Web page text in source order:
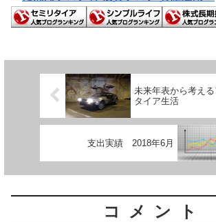
未来年表から考える
タイア生活
支出実績 2018年6月
コメント